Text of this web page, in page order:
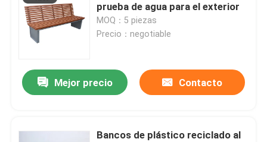
Sobre nosotros
Control de calidad
Contacta con nosotros
prueba de agua para el exterior
MOQ：5 piezas
Precio：negotiable
Mejor precio Contacto
Bancos de plástico reciclado al